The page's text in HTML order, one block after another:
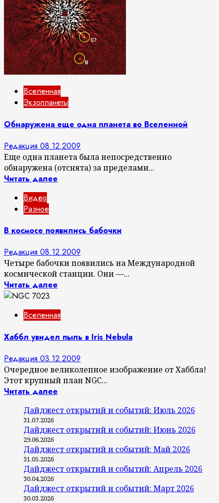
Вселенная
Экзопланеты
Обнаружена еще одна планета во Вселенной
Редакция 08.12.2009
Еще одна планета была непосредственно
обнаружена (отснята) за пределами...
Читать далее
Видео
Разное
В космосе появились бабочки
Редакция 08.12.2009
Четыре бабочки появились на Международной
космической станции. Они —...
Читать далее
Вселенная
Хаббл увидел пыль в Iris Nebula
Редакция 03.12.2009
Очередное великолепное изображение от Хаббла!
Этот крупный план NGC...
Читать далее
Дайджест открытий и событий: Июль 2026
31.07.2026
Дайджест открытий и событий: Июнь 2026
29.06.2026
Дайджест открытий и событий: Май 2026
31.05.2026
Дайджест открытий и событий: Апрель 2026
30.04.2026
Дайджест открытий и событий: Март 2026
30.03.2026